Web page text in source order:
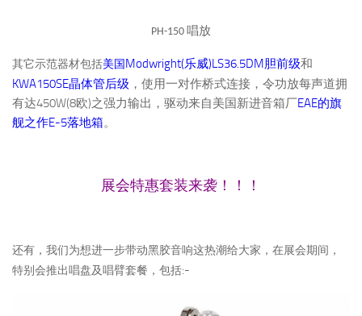
PH-150 唱放
其它示范器材包括美 国 Modwright(乐威)LS36.5DM胆前级和
KWA150SE晶体管后级 ，使用一对作桥式连接，令功放每声道拥
有达450W(8欧)之强力输出，驱动来自美国新进音箱厂EAE的旗
舰之作E-5落地箱。
展会特惠套装来袭！！！
还有，我们为想进一步带动黑胶音响这热潮给大家，在展会期间，
特别会推出唱盘及唱臂套餐，包括:-